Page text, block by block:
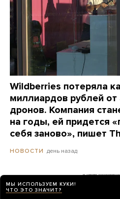
Wildberries потеряла
миллиардов рублей от
дронов. Компания
на годы, ей придется
себя заново», пишет
НОВОСТИ день назад
Сайты «Сбера» и
МЫ ИСПОЛЬЗУЕМ КУКИ!
ЧТО ЭТО ЗНАЧИТ?